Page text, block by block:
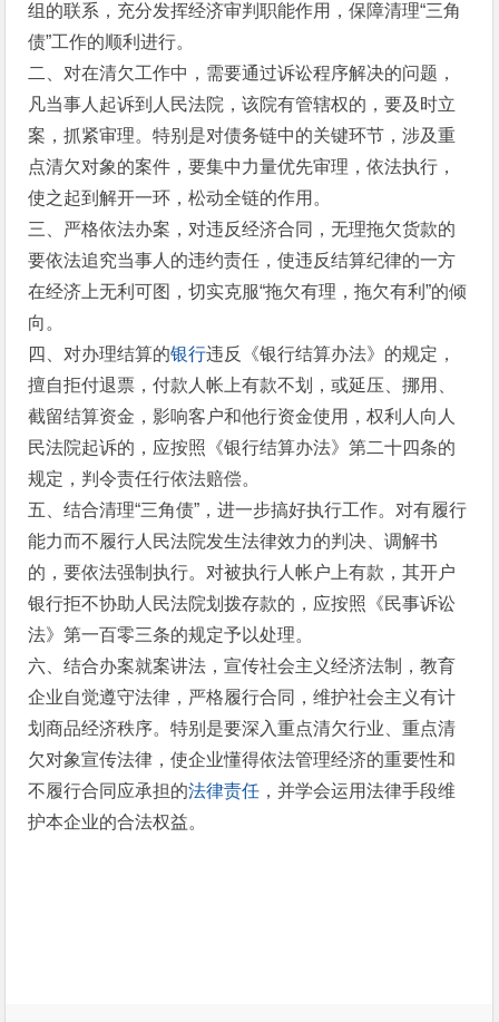
组的联系，充分发挥经济审判职能作用，保障清理“三角
债”工作的顺利进行。
二、对在清欠工作中，需要通过诉讼程序解决的问题，
凡当事人起诉到人民法院，该院有管辖权的，要及时立
案，抓紧审理。特别是对债务链中的关键环节，涉及重
点清欠对象的案件，要集中力量优先审理，依法执行，
使之起到解开一环，松动全链的作用。
三、严格依法办案，对违反经济合同，无理拖欠货款的
要依法追究当事人的违约责任，使违反结算纪律的一方
在经济上无利可图，切实克服“拖欠有理，拖欠有利”的倾
向。
四、对办理结算的银行违反《银行结算办法》的规定，
擅自拒付退票，付款人帐上有款不划，或延压、挪用、
截留结算资金，影响客户和他行资金使用，权利人向人
民法院起诉的，应按照《银行结算办法》第二十四条的
规定，判令责任行依法赔偿。
五、结合清理“三角债”，进一步搞好执行工作。对有履行
能力而不履行人民法院发生法律效力的判决、调解书
的，要依法强制执行。对被执行人帐户上有款，其开户
银行拒不协助人民法院划拨存款的，应按照《民事诉讼
法》第一百零三条的规定予以处理。
六、结合办案就案讲法，宣传社会主义经济法制，教育
企业自觉遵守法律，严格履行合同，维护社会主义有计
划商品经济秩序。特别是要深入重点清欠行业、重点清
欠对象宣传法律，使企业懂得依法管理经济的重要性和
不履行合同应承担的法律责任 ，并学会运用法律手段维
护本企业的合法权益。